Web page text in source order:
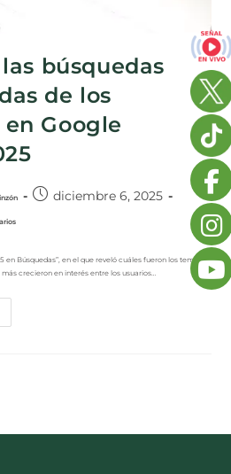
búsquedas
de los
Google
diciembre 6, 2025
en Búsquedas”, en el que reveló cuáles fueron los temas,
crecieron en interés entre los usuarios…